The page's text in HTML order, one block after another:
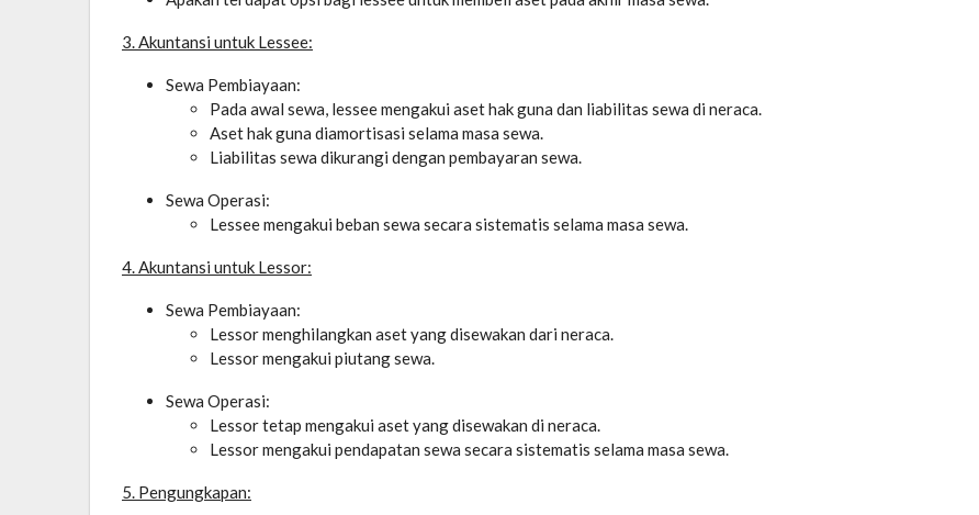
3. Akuntansi untuk Lessee:
Sewa Pembiayaan:
Pada awal sewa, lessee mengakui aset hak guna dan liabilitas sewa di neraca.
Aset hak guna diamortisasi selama masa sewa.
Liabilitas sewa dikurangi dengan pembayaran sewa.
Sewa Operasi:
Lessee mengakui beban sewa secara sistematis selama masa sewa.
4. Akuntansi untuk Lessor:
Sewa Pembiayaan:
Lessor menghilangkan aset yang disewakan dari neraca.
Lessor mengakui piutang sewa.
Sewa Operasi:
Lessor tetap mengakui aset yang disewakan di neraca.
Lessor mengakui pendapatan sewa secara sistematis selama masa sewa.
5. Pengungkapan: